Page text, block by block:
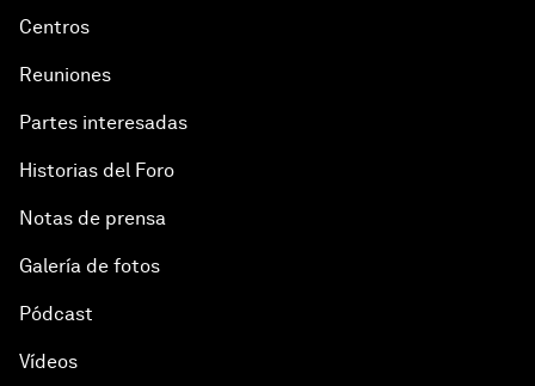
Centros
Reuniones
Partes interesadas
Historias del Foro
Notas de prensa
Galería de fotos
Pódcast
Vídeos